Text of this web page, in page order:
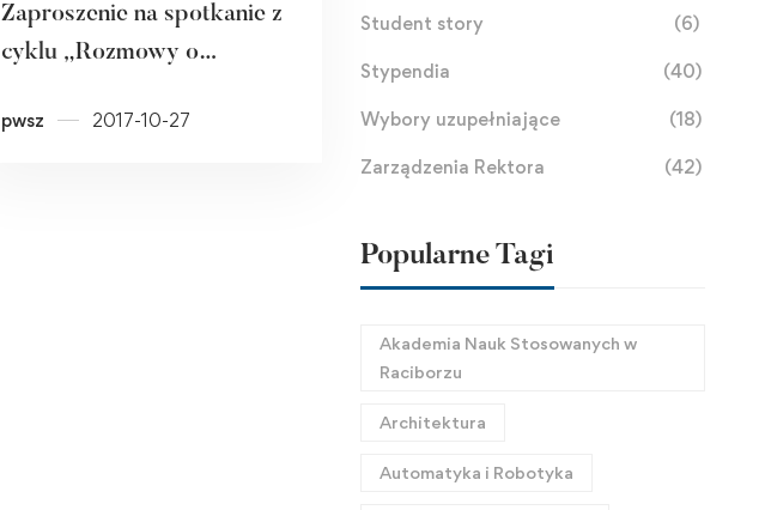
Zaproszenie na spotkanie z
cyklu „Rozmowy o
wystawy „Wspomnienie”
pwsz 2017-10-27
Student story (6)
Stypendia (40)
Wybory uzupełniające (18)
Zarządzenia Rektora (42)
Popularne Tagi
Akademia Nauk Stosowanych w
Raciborzu
Architektura
Automatyka i Robotyka